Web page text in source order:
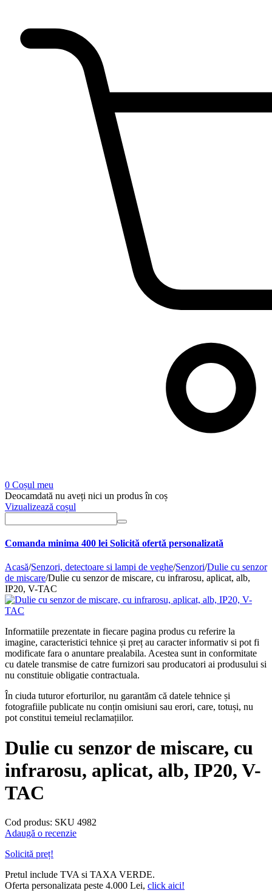
0 Coșul meu
Deocamdată nu aveți nici un produs în coș
Vizualizează coșul
Comanda minima 400 lei Solicită ofertă personalizată
Acasă/Senzori, detectoare si lampi de veghe/Senzori/Dulie cu senzor
de miscare/Dulie cu senzor de miscare, cu infrarosu, aplicat, alb,
IP20, V-TAC
Informatiile prezentate in fiecare pagina produs cu referire la
imagine, caracteristici tehnice și preț au caracter informativ si pot fi
modificate fara o anuntare prealabila. Acestea sunt in conformitate
cu datele transmise de catre furnizori sau producatori ai produsului si
nu constituie obligatie contractuala.
În ciuda tuturor eforturilor, nu garantăm că datele tehnice și
fotografiile publicate nu conțin omisiuni sau erori, care, totuși, nu
pot constitui temeiul reclamațiilor.
Dulie cu senzor de miscare, cu
infrarosu, aplicat, alb, IP20, V-
TAC
Cod produs: SKU 4982
Adaugă o recenzie
Solicită preț!
Pretul include TVA si TAXA VERDE.
Oferta personalizata peste 4.000 Lei, click aici!